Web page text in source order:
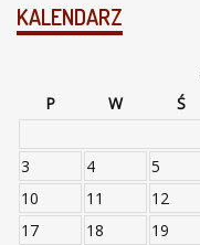
KALENDARZ
P
W Ś
3
4 5
10
11 12
17
18 19